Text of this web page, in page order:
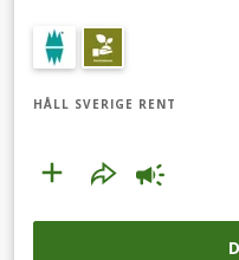
HÅLL SVERIGE RENT